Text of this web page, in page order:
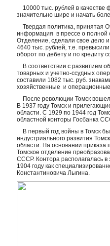
10000 тыс. рублей в качестве
значительно шире и начать
Твердая политика, принятая
информация в прессе о полной
Отделение, сделали свое дело
4640 тыс. рублей, т.е.
оборот по дебету и по кредиту
В соответствии с развитием
товарных и учетно-ссудных
составили 1082 тыс. руб.
хозяйственные и
После революции Томск вошел
В 1937 году Томск и
области. С 1929 по 1944 год
областной конторы Госбанка
В первый год войны в Томск
индустриального развития
области. На основании приказа
Томское отделение
СССР. Контора располагалась
1904 году как
Константиновича Лыгина.